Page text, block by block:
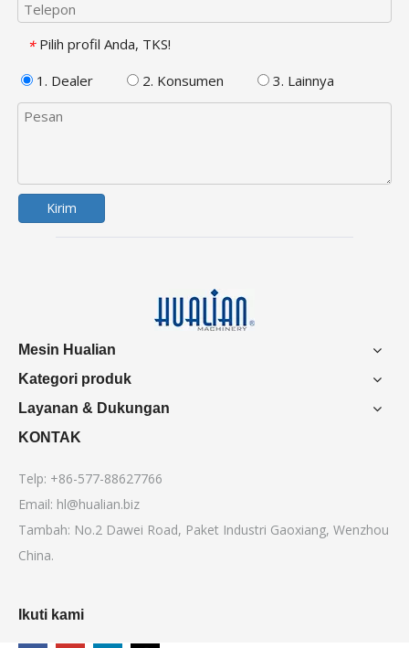
* Pilih profil Anda, TKS!
1. Dealer
2. Konsumen 3. Lainnya
Kirim
Mesin Hualian
Kategori produk
Layanan & Dukungan
KONTAK
Telp: +86-577-88627766
Email: hl@hualian.biz
Tambah: No.2 Dawei Road, Paket Industri Gaoxiang, Wenzhou
China.
Ikuti kami